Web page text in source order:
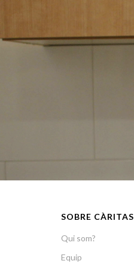
SOBRE CÀRITAS
Qui som?
Equip